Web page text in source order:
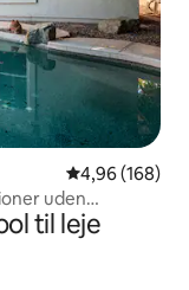
4,96 ud af 5 i
4,96 (168)
til leje